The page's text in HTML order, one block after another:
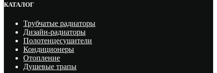
КАТАЛОГ
Трубчатые радиаторы
Дизайн-радиаторы
Полотенцесушители
Кондиционеры
Отопление
Душевые трапы